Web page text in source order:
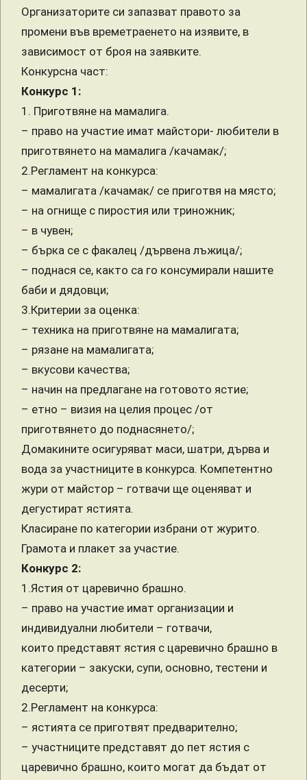
Организаторите си запазват правото за
промени във времетраенето на изявите, в
зависимост от броя на заявките.
Конкурсна част:
Конкурс 1:
1. Приготвяне на мамалига.
– право на участие имат майстори- любители в
приготвянето на мамалига /качамак/;
2.Регламент на конкурса:
– мамалигата /качамак/ се приготвя на място;
– на огнище с пиростия или триножник;
– в чувен;
– бърка се с факалец /дървена лъжица/;
– поднася се, както са го консумирали нашите
баби и дядовци;
3.Критерии за оценка:
– техника на приготвяне на мамалигата;
– рязане на мамалигата;
– вкусови качества;
– начин на предлагане на готовото ястие;
– етно – визия на целия процес /от
приготвянето до поднасянето/;
Домакините осигуряват маси, шатри, дърва и
вода за участниците в конкурса. Компетентно
жури от майстор – готвачи ще оценяват и
дегустират ястията.
Класиране по категории избрани от журито.
Грамота и плакет за участие.
Конкурс 2:
1.Ястия от царевично брашно.
– право на участие имат организации и
индивидуални любители – готвачи,
които представят ястия с царевично брашно в
категории – закуски, супи, основно, тестени и
десерти;
2.Регламент на конкурса:
– ястията се приготвят предварително;
– участниците представят до пет ястия с
царевично брашно, които могат да бъдат от